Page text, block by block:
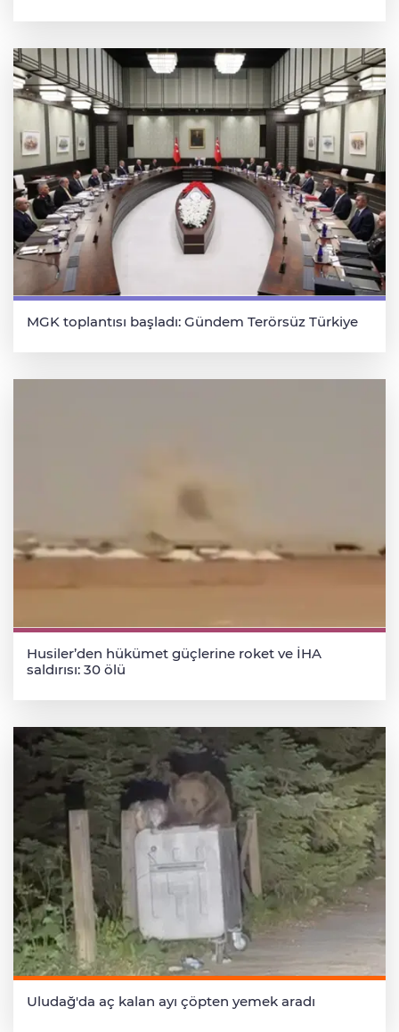
MGK toplantısı başladı: Gündem Terörsüz Türkiye
Husiler’den hükümet güçlerine roket ve İHA
saldırısı: 30 ölü
Uludağ'da aç kalan ayı çöpten yemek aradı